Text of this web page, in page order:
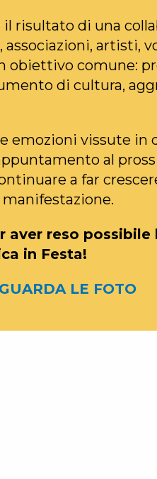
il risultato di una
artisti,
obiettivo comune:
di cultura,
emozioni vissute in
al
a far
aver reso possibile
in Festa!
GUARDA LE FOTO